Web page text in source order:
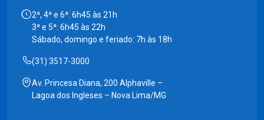
2ª, 4ª e 6ª: 6h45 às 21h
3ª e 5ª: 6h45 às 22h
Sábado, domingo e feriado: 7h às 18h
(31) 3517-3000
Av. Princesa Diana, 200 Alphaville –
Lagoa dos Ingleses – Nova Lima/MG